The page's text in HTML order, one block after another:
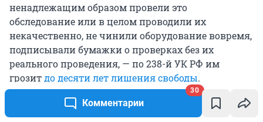
Комментарии
30
ненадлежащим образом провели это
обследование или в целом проводили их
некачественно, не чинили оборудование вовремя,
подписывали бумажки о проверках без их
реального проведения, — по 238-й УК РФ им
грозитдо десяти лет лишения свободы.
Если вышестоящие проверяющие органы